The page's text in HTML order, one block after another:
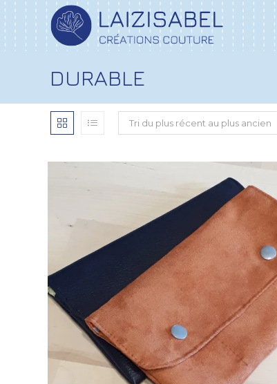
DURABLE
Tri du plus récent au plus ancien